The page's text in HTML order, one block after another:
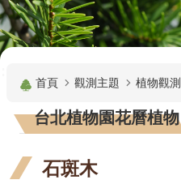
階
搜
試
驗
地
觀
測
題
首頁 觀測主題 植物觀測
台北植物園花曆植物
石斑木